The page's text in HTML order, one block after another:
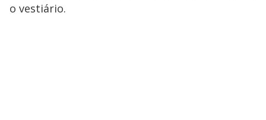
o vestiário.